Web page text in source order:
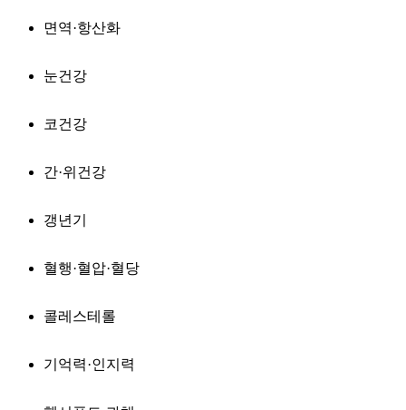
면역·항산화
눈건강
코건강
간·위건강
갱년기
혈행·혈압·혈당
콜레스테롤
기억력·인지력